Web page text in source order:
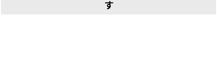
す